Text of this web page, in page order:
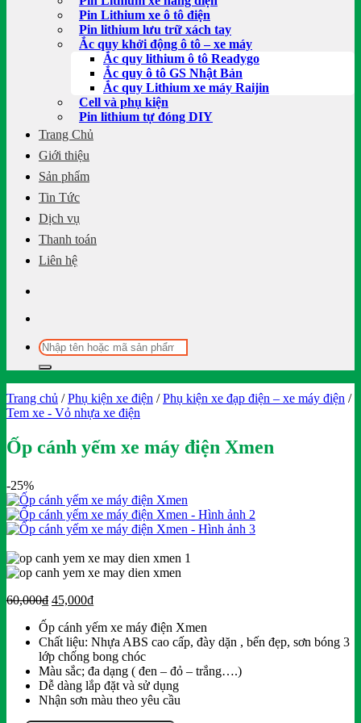
Pin Lithium xe ô tô điện
Pin lithium lưu trữ xách tay
Ắc quy khởi động ô tô – xe máy
Ắc quy lithium ô tô Readygo
Ắc quy ô tô GS Nhật Bản
Ắc quy Lithium xe máy Raijin
Cell và phụ kiện
Pin lithium tự đóng DIY
Trang Chủ
Giới thiệu
Sản phẩm
Tin Tức
Dịch vụ
Thanh toán
Liên hệ
Tìm
kiếm:
Trang chủ / Phụ kiện xe điện / Phụ kiện xe đạp điện – xe máy điện /
Tem xe - Vỏ nhựa xe điện
Ốp cánh yếm xe máy điện Xmen
-25%
60,000₫ Giá
là:
60,000₫.
45,000₫Giá
tại
là:
45,000₫.
Ốp cánh yếm xe máy điện Xmen
Chất liệu: Nhựa ABS cao cấp, đày dặn , bến đẹp, sơn bóng 3
lớp chống bong chóc
Màu sắc; đa dạng ( đen – đỏ – trắng….)
Dễ dàng lắp đặt và sử dụng
Nhận sơn màu theo yêu cầu